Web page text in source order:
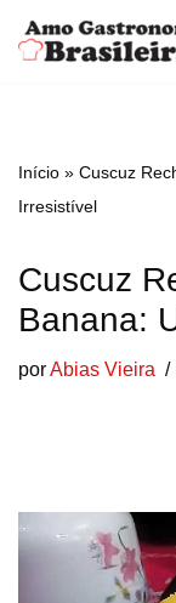
Pular
conteúdo
Início » Cuscuz
Irresistível
Cuscuz
Banana:
porAbias Vieira